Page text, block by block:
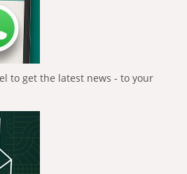
to get the latest news - to your